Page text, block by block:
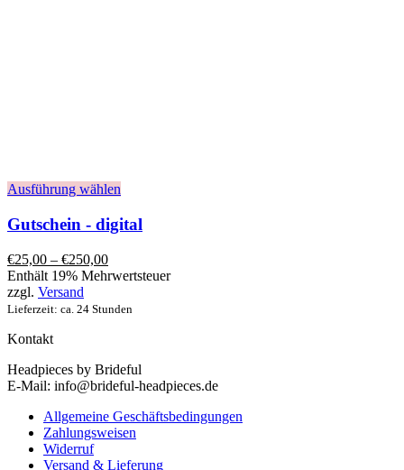
Ausführung wählen
Gutschein - digital
€25,00 – €250,00
Enthält 19% Mehrwertsteuer
zzgl. Versand
Lieferzeit: ca. 24 Stunden
Kontakt
Headpieces by Brideful
E-Mail: info@brideful-headpieces.de
Allgemeine Geschäftsbedingungen
Zahlungsweisen
Widerruf
Versand & Lieferung